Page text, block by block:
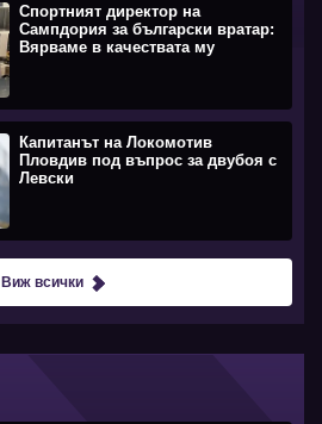
Спортният директор на
Сампдория за български вратар:
Вярваме в качествата му
Капитанът на Локомотив
Пловдив под въпрос за двубоя с
Левски
Виж всички